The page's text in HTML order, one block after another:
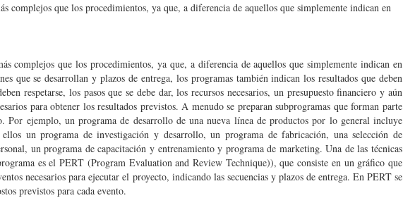
complejos que los procedimientos, ya que, a diferencia de aquellos que simplemente indican en
complejos que los procedimientos, ya que, a diferencia de aquellos que simplemente indican en
que se desarrollan y plazos de entrega, los programas también indican los resultados que deben
respetarse, los pasos que se debe dar, los recursos necesarios, un presupuesto financiero y aún
para obtener los resultados previstos. A menudo se preparan subprogramas que forman parte
Por ejemplo, un programa de desarrollo de una nueva línea de productos por lo general incluye
ellos un programa de investigación y desarrollo, un programa de fabricación, una selección de
un programa de capacitación y entrenamiento y programa de marketing. Una de las técnicas
es el PERT (Program Evaluation and Review Technique)), que consiste en un gráfico que
necesarios para ejecutar el proyecto, indicando las secuencias y plazos de entrega. En PERT se
previstos para cada evento.